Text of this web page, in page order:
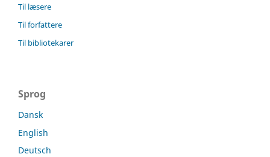
Til læsere
Til forfattere
Til bibliotekarer
Sprog
Dansk
English
Deutsch